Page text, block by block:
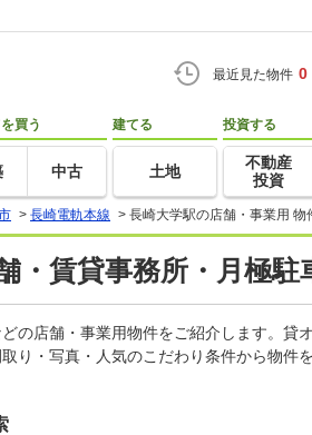
最近見た物件 0
買う
中古
建てる
土地
投資する
不動産
投資
> 長崎電軌本線 > 長崎大学駅の店舗・事業用 物
・賃貸事務所・月極駐
の店舗・事業用物件をご紹介します。貸
り・写真・人気のこだわり条件から物件